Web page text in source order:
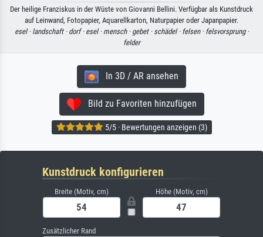
Der heilige Franziskus in der Wüste von Giovanni Bellini. Verfügbar als Kunstdruck
auf Leinwand, Fotopapier, Aquarellkarton, Naturpapier oder Japanpapier.
esel · landschaft · dorf · esel · mensch · gebet · schädel · felsen · felsvorsprung ·
felder
In 3D / AR ansehen
Bild zu Favoriten hinzufügen
5/5 · Bewertungen anzeigen (3)
Kunstdruck konfigurieren
Breite (Motiv, cm) Höhe (Motiv, cm)
Zusätzlicher Rand